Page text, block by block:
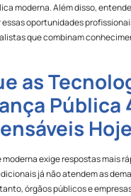
moderna. Além disso,
oportunidades
que combinam
as
Pública
exige respostas mais
já não atendem as
órgãos públicos e